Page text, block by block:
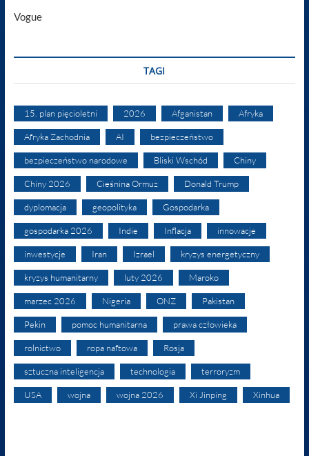
Vogue
TAGI
15. plan pięcioletni 2026 Afganistan Afryka
Afryka Zachodnia AI bezpieczeństwo
bezpieczeństwo narodowe Bliski Wschód Chiny
Chiny 2026 Cieśnina Ormuz Donald Trump
dyplomacja geopolityka Gospodarka
gospodarka 2026 Indie Inflacja innowacje
inwestycje Iran Izrael kryzys energetyczny
kryzys humanitarny luty 2026 Maroko
marzec 2026 Nigeria ONZ Pakistan
Pekin pomoc humanitarna prawa człowieka
rolnictwo ropa naftowa Rosja
sztuczna inteligencja technologia terroryzm
USA wojna wojna 2026 Xi Jinping Xinhua